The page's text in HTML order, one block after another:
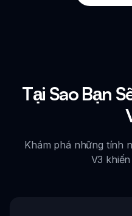
Tại Sao Bạn
Khám phá những tính
V3